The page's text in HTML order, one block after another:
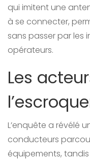
qui imitent une
à se connecter,
sans passer par les
opérateurs.
Les
L’enquête a révélé
conducteurs
équipements,